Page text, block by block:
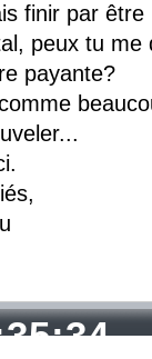
finir par être
peux tu me
payante?